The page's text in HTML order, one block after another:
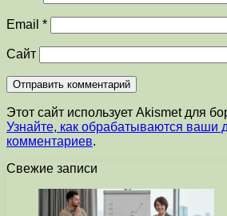
Email *
Сайт
Этот сайт использует Akismet для
Узнайте, как обрабатываются ваши
комментариев.
Свежие записи